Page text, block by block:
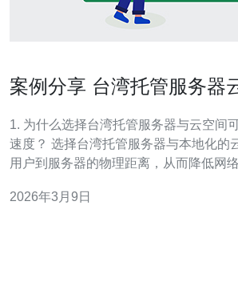
案例分享 台湾托管服务器
1. 为什么选择台湾托管服务器与云空间
速度？ 选择台湾托管服务器与本地化的
用户到服务器的物理距离，从而降低网
亚的企业来说，靠近用户的机房与优质
2026年3月9日